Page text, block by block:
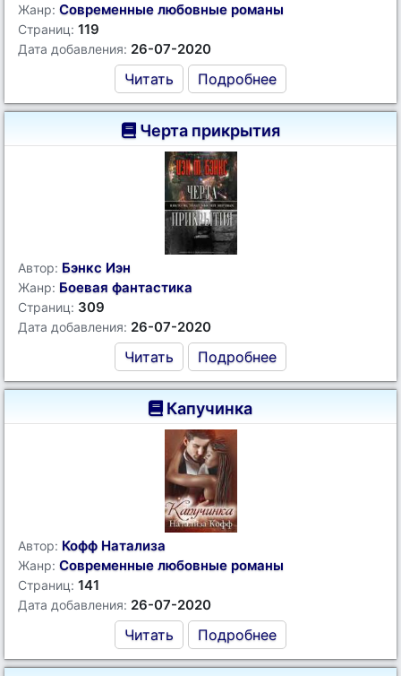
Жанр: Современные любовные романы
Страниц: 119
Дата добавления: 26-07-2020
Читать Подробнее
Черта прикрытия
Автор: Бэнкс Иэн
Жанр: Боевая фантастика
Страниц: 309
Дата добавления: 26-07-2020
Читать Подробнее
Капучинка
Автор: Кофф Натализа
Жанр: Современные любовные романы
Страниц: 141
Дата добавления: 26-07-2020
Читать Подробнее